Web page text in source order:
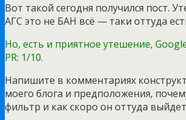
Вот такой сегодня получился пост.
АГС это не БАН всё — таки оттуда
Но, есть и приятное утешение,
PR: 1/10.
Напишите в комментариях
моего блога и предположения,
фильтр и как скоро он оттуда